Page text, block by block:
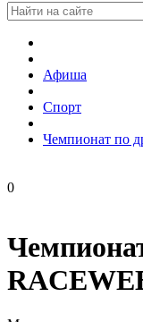
Афиша
Спорт
Чемпионат по
0